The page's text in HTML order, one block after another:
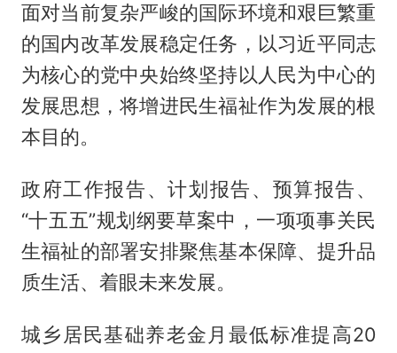
面对当前复杂严峻的国际环境和艰巨繁重
的国内改革发展稳定任务，以习近平同志
为核心的党中央始终坚持以人民为中心的
发展思想，将增进民生福祉作为发展的根
本目的。
政府工作报告、计划报告、预算报告、
“十五五”规划纲要草案中，一项项事关民
生福祉的部署安排聚焦基本保障、提升品
质生活、着眼未来发展。
城乡居民基础养老金月最低标准提高20